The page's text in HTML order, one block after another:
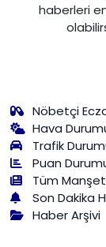
haberleri
Nöbetçi
Hava
Trafik
Puan
Tüm
Son Dakika
Haber Arşivi